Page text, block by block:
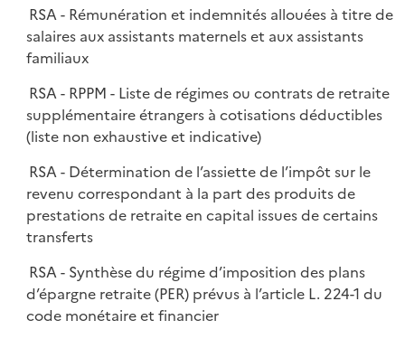
RSA - Rémunération et indemnités allouées à titre de
salaires aux assistants maternels et aux assistants
familiaux
RSA - RPPM - Liste de régimes ou contrats de retraite
supplémentaire étrangers à cotisations déductibles
(liste non exhaustive et indicative)
RSA - Détermination de l’assiette de l’impôt sur le
revenu correspondant à la part des produits de
prestations de retraite en capital issues de certains
transferts
RSA - Synthèse du régime d’imposition des plans
d’épargne retraite (PER) prévus à l’article L. 224-1 du
code monétaire et financier